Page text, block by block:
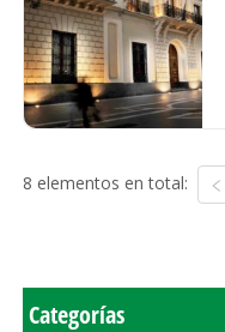
8 elementos en total:
Categorías